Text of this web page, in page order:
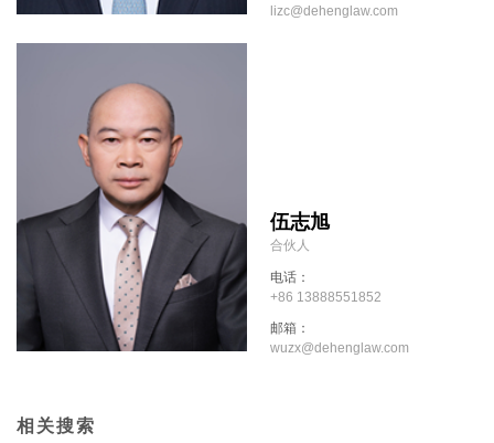
lizc@dehenglaw.com
伍志旭
合伙人
电话：
+86 13888551852
邮箱：
wuzx@dehenglaw.com
相关搜索